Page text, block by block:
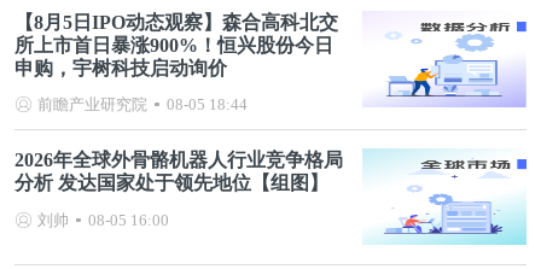
【8月5日IPO动态观察】森合高科北交
所上市首日暴涨900%！恒兴股份今日
申购，宇树科技启动询价
前瞻产业研究院 08-05 18:44
2026年全球外骨骼机器人行业竞争格局
分析 发达国家处于领先地位【组图】
刘帅 08-05 16:00